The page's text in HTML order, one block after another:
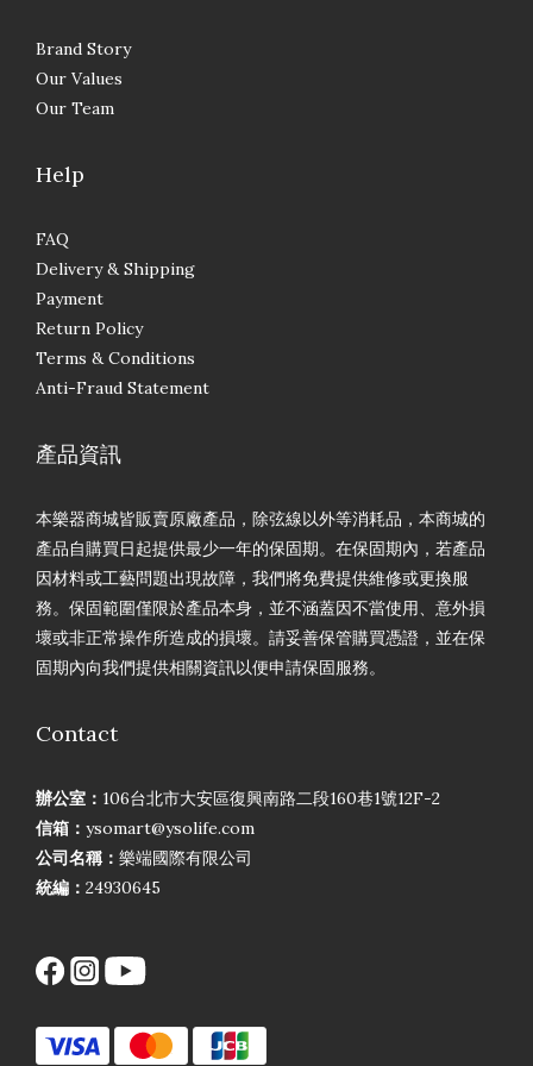
Brand Story
Our Values
Our Team
Help
FAQ
Delivery & Shipping
Payment
Return Policy
Terms & Conditions
Anti-Fraud Statement
產品資訊
本樂器商城皆販賣原廠產品，除弦線以外等消耗品，本商城的
產品自購買日起提供最少一年的保固期。在保固期內，若產品
因材料或工藝問題出現故障，我們將免費提供維修或更換服
務。保固範圍僅限於產品本身，並不涵蓋因不當使用、意外損
壞或非正常操作所造成的損壞。請妥善保管購買憑證，並在保
固期內向我們提供相關資訊以便申請保固服務。
Contact
辦公室： 106台北市大安區復興南路二段160巷1號12F-2
信箱： ysomart@ysolife.com
公司名稱： 樂端國際有限公司
統編： 24930645